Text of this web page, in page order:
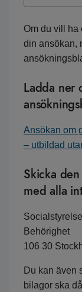
Om du vill ha
din ansökan,
Ladda ner
Ansökan om
– utbildad
Skicka
med alla
Behörighet
106 30
Du kan även
bilagor ska